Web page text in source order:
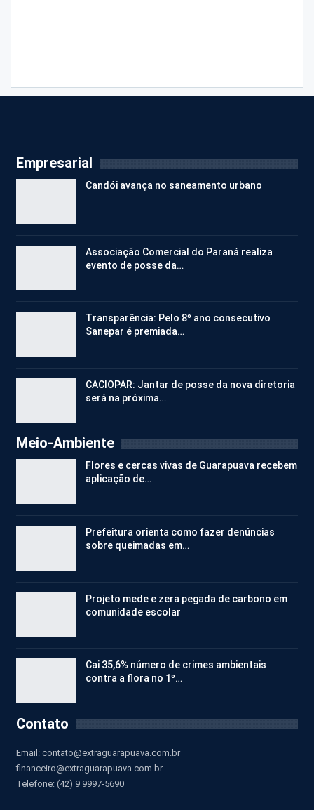
Empresarial
Candói avança no saneamento urbano
Associação Comercial do Paraná realiza
evento de posse da…
Transparência: Pelo 8º ano consecutivo
Sanepar é premiada…
CACIOPAR: Jantar de posse da nova diretoria
será na próxima…
Meio-Ambiente
Flores e cercas vivas de Guarapuava recebem
aplicação de…
Prefeitura orienta como fazer denúncias
sobre queimadas em…
Projeto mede e zera pegada de carbono em
comunidade escolar
Cai 35,6% número de crimes ambientais
contra a flora no 1º…
Contato
Email: contato@extraguarapuava.com.br
financeiro@extraguarapuava.com.br
Telefone: (42) 9 9997-5690